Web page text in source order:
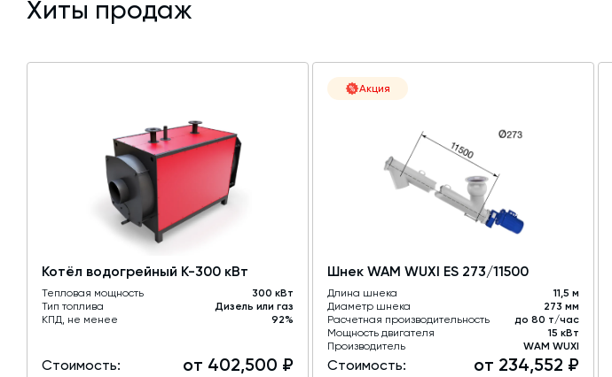
Хиты продаж
Котёл водогрейный К-300 кВт
Тепловая мощность
300 кВт
Тип топлива
Дизель или газ
КПД, не менее
92%
Стоимость: от 402,500 ₽
Акция
Шнек WAM WUXI ES 273/11500
Длина шнека
11,5 м
Диаметр шнека
273 мм
Расчетная производительность
до 80 т/час
Мощность двигателя
15 кВт
Производитель
WAM WUXI
Стоимость: от 234,552 ₽